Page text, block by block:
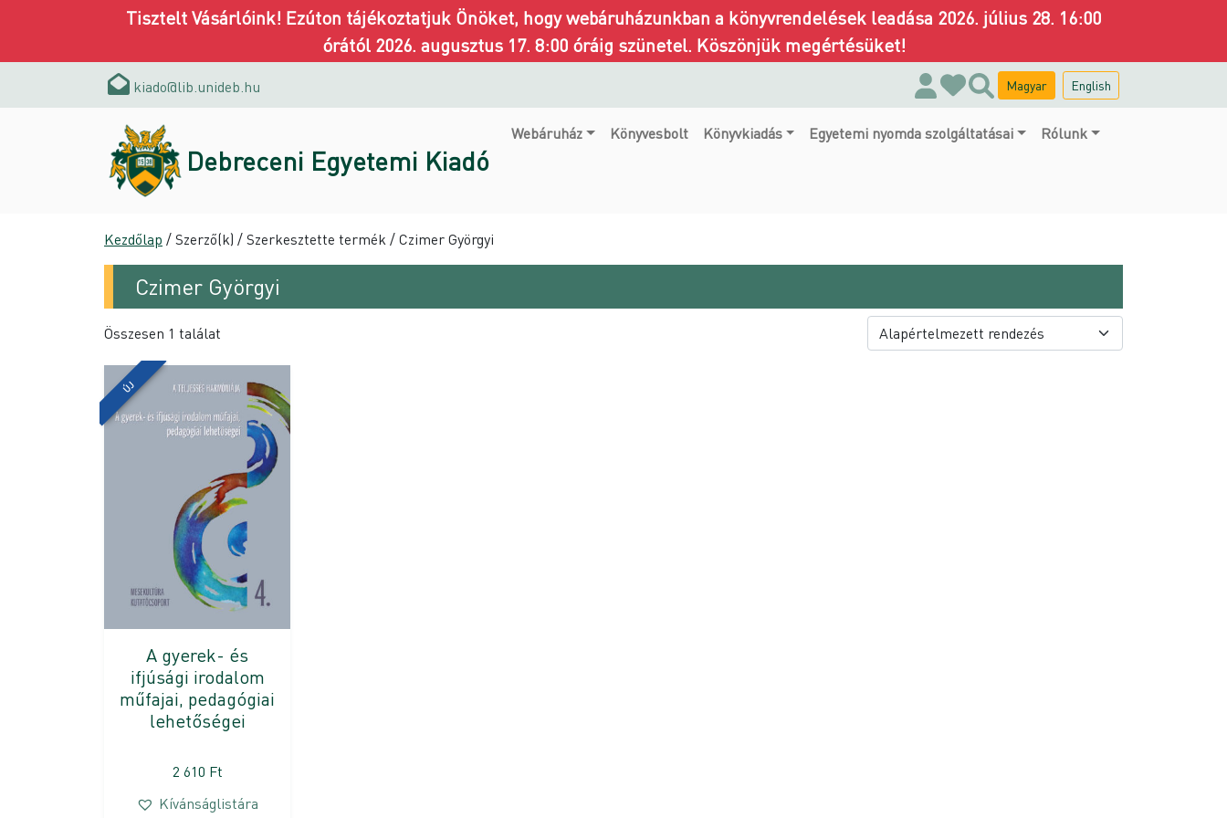
Tisztelt Vásárlóink! Ezúton tájékoztatjuk Önöket, hogy webáruházunkban a könyvrendelések leadása 2026. július 28. 16:00
órától 2026. augusztus 17. 8:00 óráig szünetel. Köszönjük megértésüket!
kiado@lib.unideb.hu Magyar English
Debreceni Egyetemi Kiadó
Webáruház Könyvesbolt Könyvkiadás Egyetemi nyomda szolgáltatásai Rólunk
Kezdőlap / Szerző(k) / Szerkesztette termék / Czimer Györgyi
Czimer Györgyi
Összesen 1 találat
ÚJ
A gyerek- és
ifjúsági irodalom
műfajai, pedagógiai
lehetőségei
2 610 Ft
Kívánságlistára